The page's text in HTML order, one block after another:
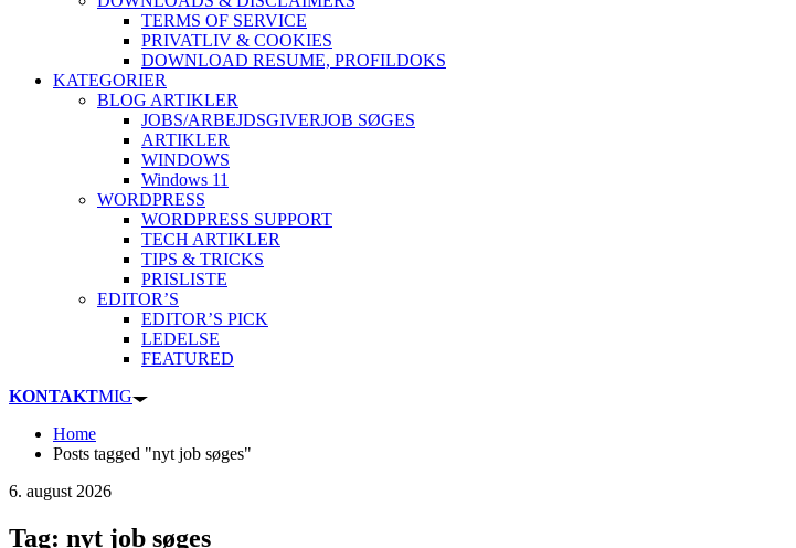
TERMS OF SERVICE
PRIVATLIV & COOKIES
DOWNLOAD RESUME, PROFILDOKS
KATEGORIER
BLOG ARTIKLER
JOBS/ARBEJDSGIVERJOB SØGES
ARTIKLER
WINDOWS
Windows 11
WORDPRESS
WORDPRESS SUPPORT
TECH ARTIKLER
TIPS & TRICKS
PRISLISTE
EDITOR’S
EDITOR’S PICK
LEDELSE
FEATURED
KONTAKTMIG
Home
Posts tagged "nyt job søges"
6. august 2026
Tag: nyt job søges